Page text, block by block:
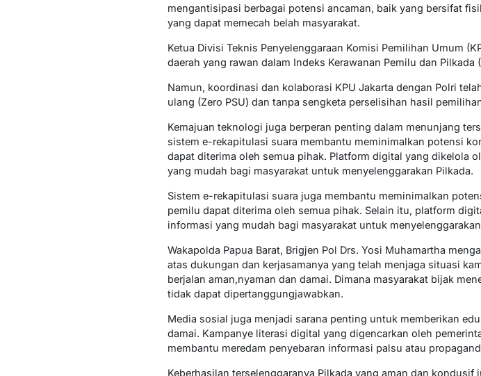
mengantisipasi berbagai potensi ancaman, baik yang bersifat
yang dapat memecah belah masyarakat.
Ketua Divisi Teknis Penyelenggaraan Komisi Pemilihan Umum
daerah yang rawan dalam Indeks Kerawanan Pemilu dan Pilkada
Namun, koordinasi dan kolaborasi KPU Jakarta dengan Polri
ulang (Zero PSU) dan tanpa sengketa perselisihan hasil
Kemajuan teknologi juga berperan penting dalam menunjang
sistem e-rekapitulasi suara membantu meminimalkan potensi
dapat diterima oleh semua pihak. Platform digital yang dikelola
yang mudah bagi masyarakat untuk menyelenggarakan Pilkada.
Sistem e-rekapitulasi suara juga membantu meminimalkan
pemilu dapat diterima oleh semua pihak. Selain itu, platform
informasi yang mudah bagi masyarakat untuk
Wakapolda Papua Barat, Brigjen Pol Drs. Yosi Muhamartha
atas dukungan dan kerjasamanya yang telah menjaga situasi
berjalan aman,nyaman dan damai. Dimana masyarakat bijak
tidak dapat dipertanggungjawabkan.
Media sosial juga menjadi sarana penting untuk memberikan
damai. Kampanye literasi digital yang digencarkan oleh
membantu meredam penyebaran informasi palsu atau
Keberhasilan terselenggaranya Pilkada yang aman dan kondusif